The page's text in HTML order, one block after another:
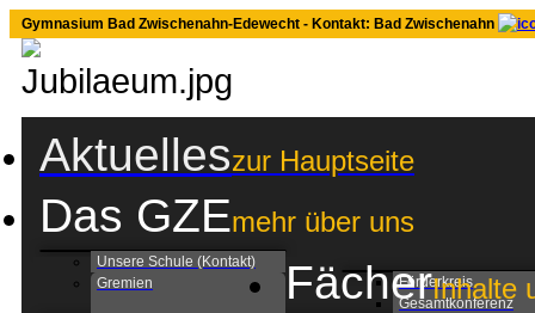
Gymnasium Bad Zwischenahn-Edewecht - Kontakt: Bad Zwischenahn
Aktuelleszur Hauptseite
Das GZEmehr über uns
Unsere Schule (Kontakt)
Gremien
Förderkreis
Gesamtkonferenz
FächerInhalte